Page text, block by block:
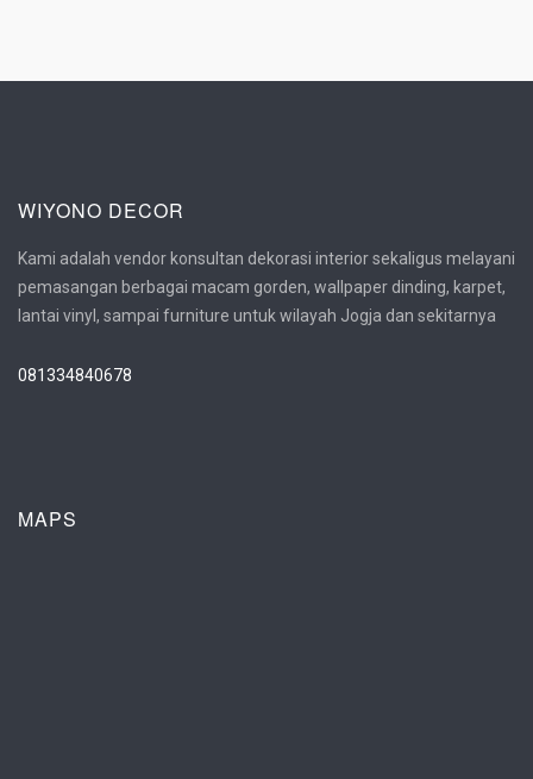
WIYONO DECOR
Kami adalah vendor konsultan dekorasi interior sekaligus melayani
pemasangan berbagai macam gorden, wallpaper dinding, karpet,
lantai vinyl, sampai furniture untuk wilayah Jogja dan sekitarnya
081334840678
MAPS